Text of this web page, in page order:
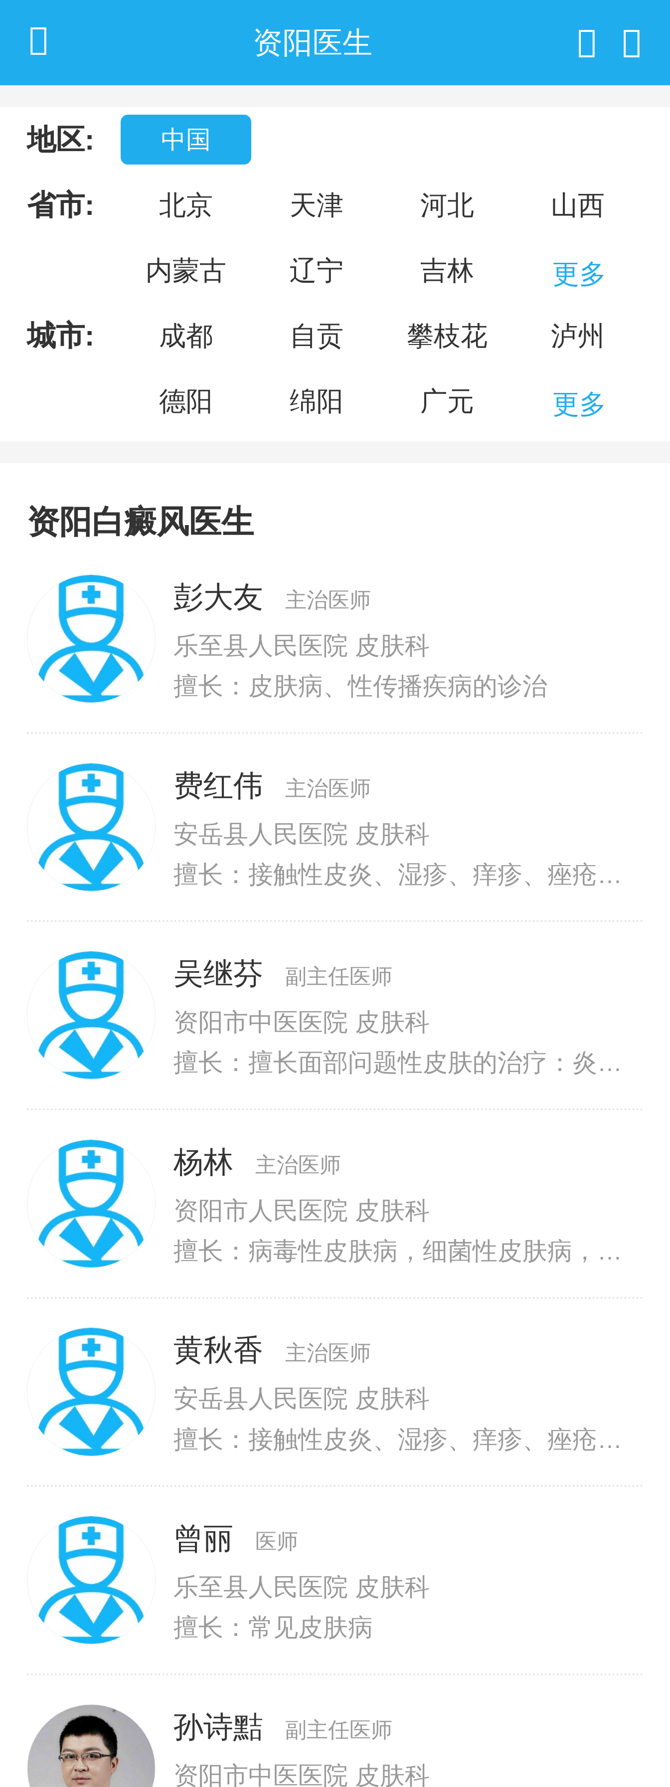
资阳医生
地区: 中国
省市: 北京 天津 河北 山西
内蒙古 辽宁 吉林 更多
城市: 成都 自贡 攀枝花 泸州
德阳 绵阳 广元 更多
资阳白癜风医生
彭大友 主治医师
乐至县人民医院 皮肤科
擅长：皮肤病、性传播疾病的诊治
费红伟 主治医师
安岳县人民医院 皮肤科
擅长：接触性皮炎、湿疹、痒疹、痤疮、
见病及多发病的诊断及治疗。
吴继芬 副主任医师
资阳市中医医院 皮肤科
擅长：擅长面部问题性皮肤的治疗：炎性
杨林 主治医师
资阳市人民医院 皮肤科
擅长：病毒性皮肤病，细菌性皮肤病，真
黄秋香 主治医师
安岳县人民医院 皮肤科
擅长：接触性皮炎、湿疹、痒疹、痤疮、
见病及多发病的诊断及治疗。
曾丽 医师
乐至县人民医院 皮肤科
擅长：常见皮肤病
孙诗黠 副主任医师
资阳市中医医院 皮肤科